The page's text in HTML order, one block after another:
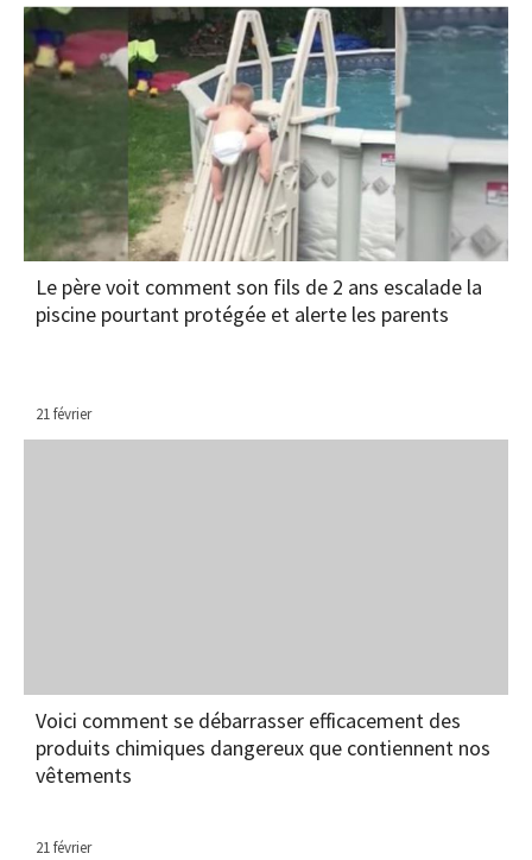
Le père voit comment son fils de 2 ans escalade la
piscine pourtant protégée et alerte les parents
21 février
Voici comment se débarrasser efficacement des
produits chimiques dangereux que contiennent nos
vêtements
21 février